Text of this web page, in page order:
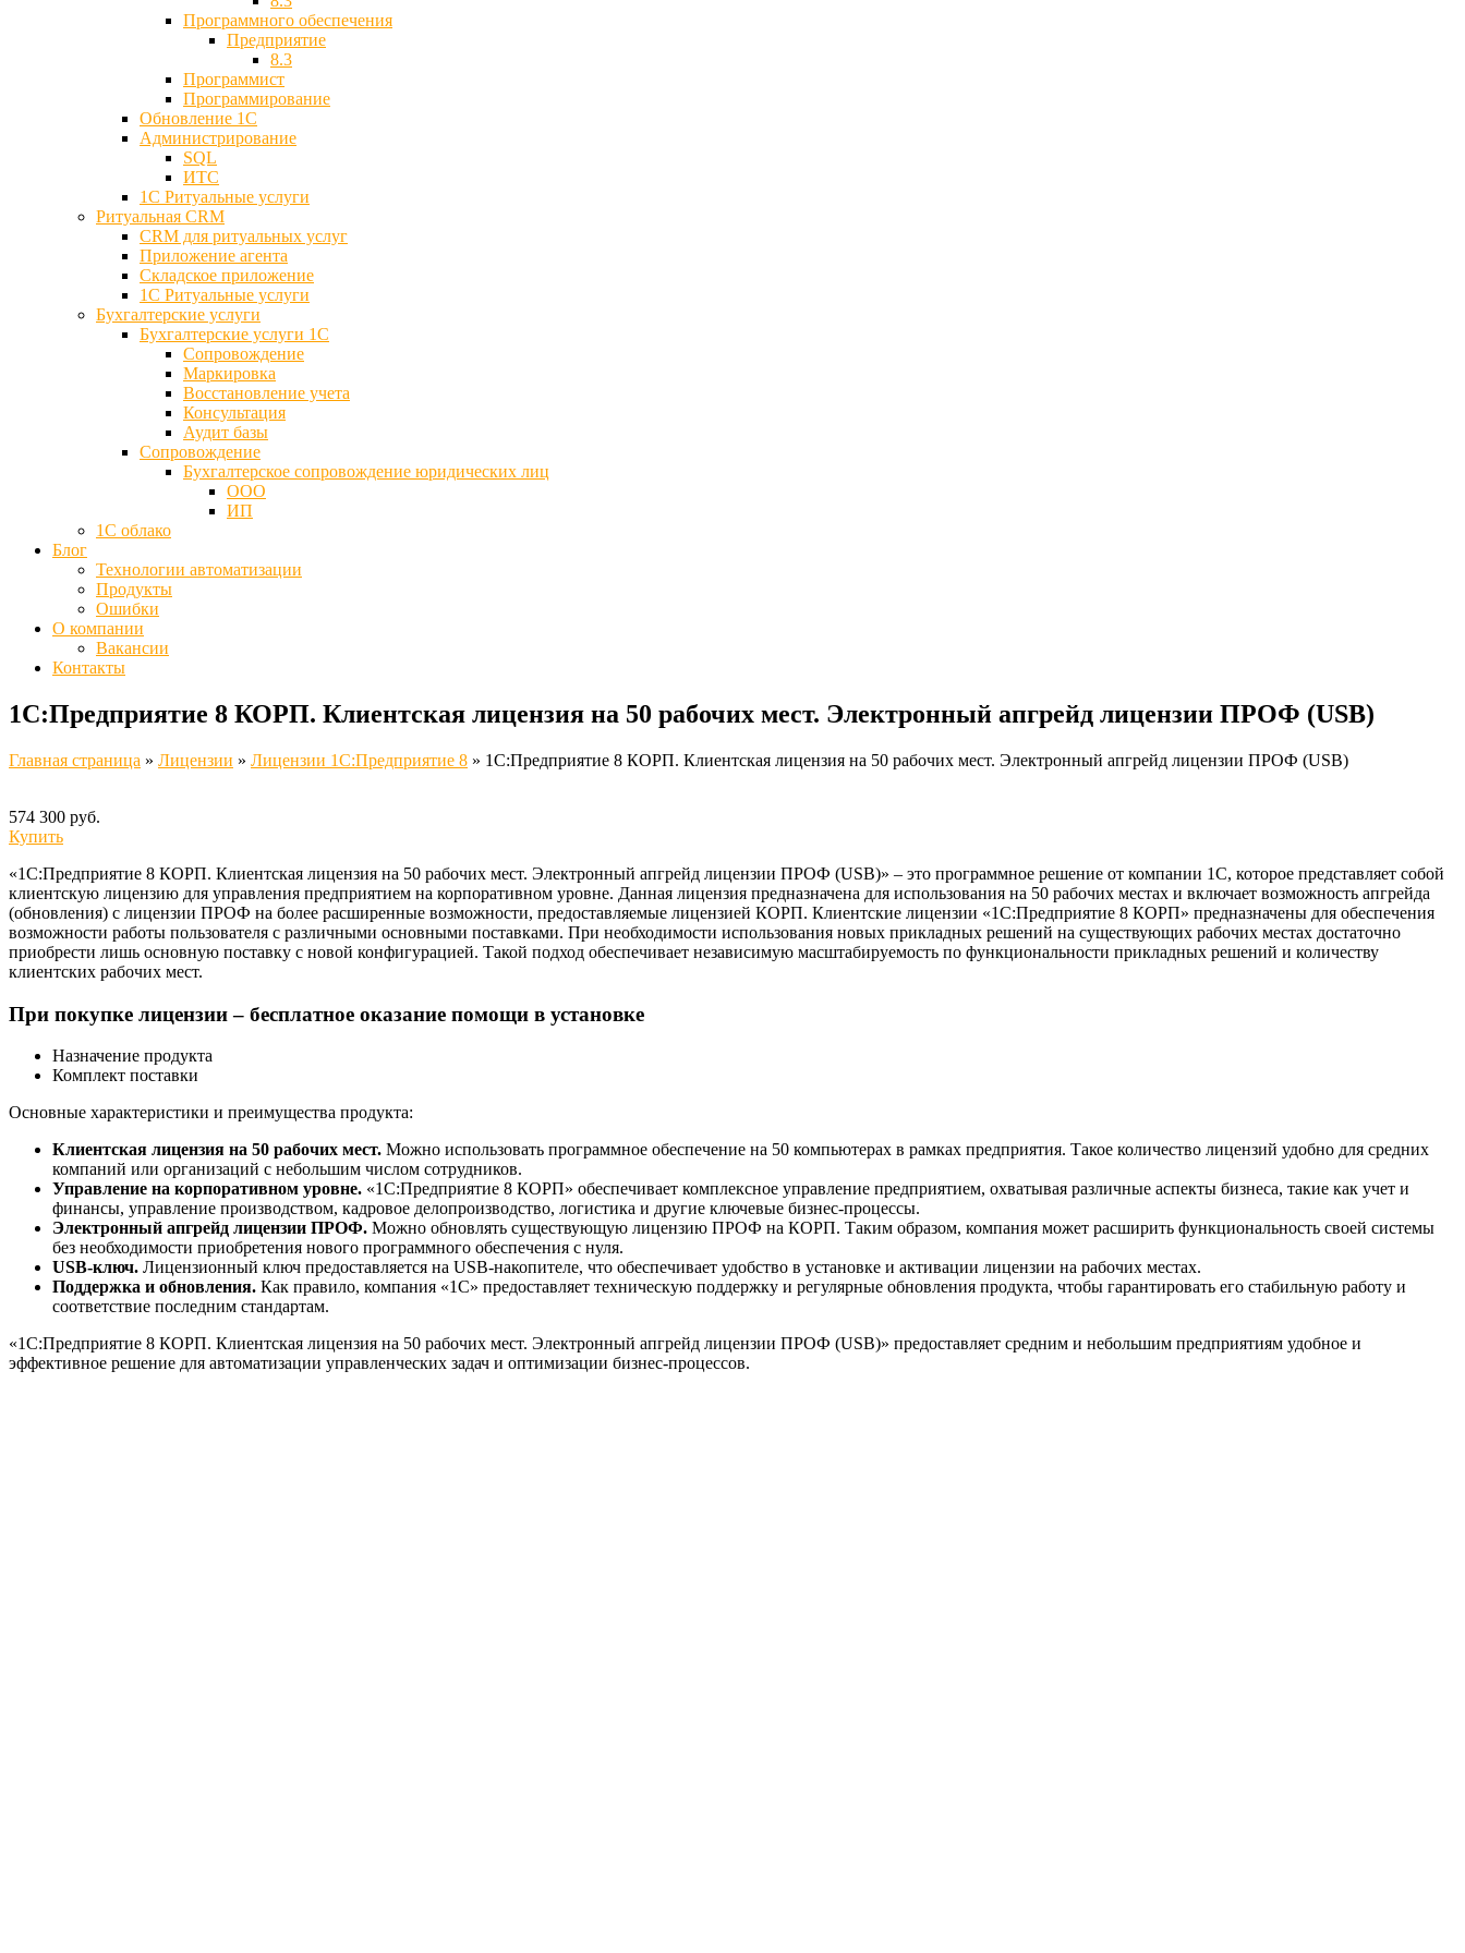
Программного обеспечения
Предприятие
8.3
Программист
Программирование
Обновление 1С
Администрирование
SQL
ИТС
1С Ритуальные услуги
Ритуальная CRM
CRM для ритуальных услуг
Приложение агента
Складское приложение
1С Ритуальные услуги
Бухгалтерские услуги
Бухгалтерские услуги 1С
Сопровождение
Маркировка
Восстановление учета
Консультация
Аудит базы
Cопровождение
Бухгалтерское сопровождение юридических лиц
ООО
ИП
1С облако
Блог
Технологии автоматизации
Продукты
Ошибки
О компании
Вакансии
Контакты
1С:Предприятие 8 КОРП. Клиентская лицензия на 50 рабочих мест. Электронный апгрейд лицензии ПРОФ (USB)
Главная страница » Лицензии » Лицензии 1C:Предприятие 8 » 1С:Предприятие 8 КОРП. Клиентская лицензия на 50 рабочих мест. Электронный апгрейд лицензии ПРОФ (USB)
574 300 руб.
Купить
«1С:Предприятие 8 КОРП. Клиентская лицензия на 50 рабочих мест. Электронный апгрейд лицензии ПРОФ (USB)» – это программное решение от компании 1С, которое представляет собой
клиентскую лицензию для управления предприятием на корпоративном уровне. Данная лицензия предназначена для использования на 50 рабочих местах и включает возможность апгрейда
(обновления) с лицензии ПРОФ на более расширенные возможности, предоставляемые лицензией КОРП. Клиентские лицензии «1С:Предприятие 8 КОРП» предназначены для обеспечения
возможности работы пользователя с различными основными поставками. При необходимости использования новых прикладных решений на существующих рабочих местах достаточно
приобрести лишь основную поставку с новой конфигурацией. Такой подход обеспечивает независимую масштабируемость по функциональности прикладных решений и количеству
клиентских рабочих мест.
При покупке лицензии – бесплатное оказание помощи в установке
Назначение продукта
Комплект поставки
Основные характеристики и преимущества продукта:
Клиентская лицензия на 50 рабочих мест. Можно использовать программное обеспечение на 50 компьютерах в рамках предприятия. Такое количество лицензий удобно для средних
компаний или организаций с небольшим числом сотрудников.
Управление на корпоративном уровне. «1С:Предприятие 8 КОРП» обеспечивает комплексное управление предприятием, охватывая различные аспекты бизнеса, такие как учет и
финансы, управление производством, кадровое делопроизводство, логистика и другие ключевые бизнес-процессы.
Электронный апгрейд лицензии ПРОФ. Можно обновлять существующую лицензию ПРОФ на КОРП. Таким образом, компания может расширить функциональность своей системы
без необходимости приобретения нового программного обеспечения с нуля.
USB-ключ. Лицензионный ключ предоставляется на USB-накопителе, что обеспечивает удобство в установке и активации лицензии на рабочих местах.
Поддержка и обновления. Как правило, компания «1С» предоставляет техническую поддержку и регулярные обновления продукта, чтобы гарантировать его стабильную работу и
соответствие последним стандартам.
«1С:Предприятие 8 КОРП. Клиентская лицензия на 50 рабочих мест. Электронный апгрейд лицензии ПРОФ (USB)» предоставляет средним и небольшим предприятиям удобное и
эффективное решение для автоматизации управленческих задач и оптимизации бизнес-процессов.